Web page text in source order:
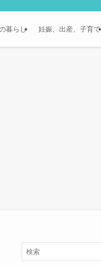
暮らし 妊娠、出産、子育て